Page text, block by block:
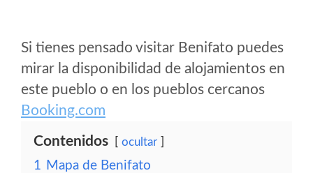
Si tienes pensado visitar Benifato puedes
mirar la disponibilidad de alojamientos en
este pueblo o en los pueblos cercanos
Booking.com
Contenidos ocultar
1 Mapa de Benifato